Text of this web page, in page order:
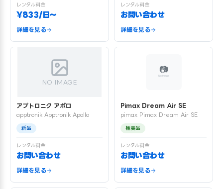
レンタル料金
¥833/日〜
詳細を見る
レンタル料金
お問い合わせ
詳細を見る
NO IMAGE
アプトロニク アポロ
apptronik Apptronik Apollo
新品
レンタル料金
お問い合わせ
詳細を見る
Pimax Dream Air SE
pimax Pimax Dream Air SE
極美品
レンタル料金
お問い合わせ
詳細を見る